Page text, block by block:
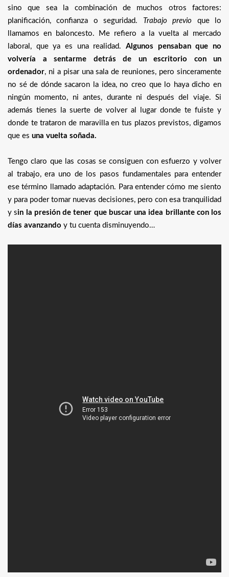
sino que sea la combinación de muchos otros factores:
planificación, confianza o seguridad.
Trabajo previo que lo
llamamos en baloncesto. Me refiero a la vuelta al mercado
laboral, que ya es una realidad. Algunos pensaban que no
volvería a sentarme detrás de un escritorio con un
ordenador, ni a pisar una sala de reuniones, pero sinceramente
no sé de dónde sacaron la idea, no creo que lo haya dicho en
ningún momento, ni antes, durante ni después del viaje. Si
además tienes la suerte de volver al lugar donde te fuiste y
donde te trataron de maravilla en tus plazos previstos, digamos
que es una vuelta soñada.
Tengo claro que las cosas se consiguen con esfuerzo y volver
al trabajo, era uno de los pasos fundamentales para entender
ese término llamado adaptación. Para entender cómo me siento
y para poder tomar nuevas decisiones, pero con esa tranquilidad
y sin la presión de tener que buscar una idea brillante con los
días avanzando y tu cuenta disminuyendo…